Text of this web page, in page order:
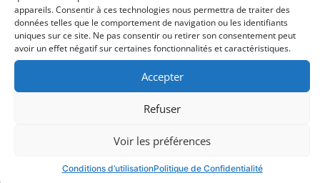
appareils. Consentir à ces technologies nous permettra de traiter des
données telles que le comportement de navigation ou les identifiants
uniques sur ce site. Ne pas consentir ou retirer son consentement peut
avoir un effet négatif sur certaines fonctionnalités et caractéristiques.
Accepter
Refuser
Voir les préférences
Conditions d’utilisationPolitique de Confidentialité